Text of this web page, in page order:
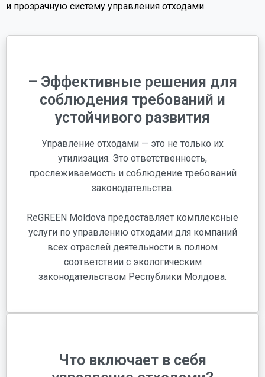
и прозрачную систему управления отходами.
– Эффективные решения для
соблюдения требований и
устойчивого развития
Управление отходами — это не только их
утилизация. Это ответственность,
прослеживаемость и соблюдение требований
законодательства.
ReGREEN Moldova предоставляет комплексные
услуги по управлению отходами для компаний
всех отраслей деятельности в полном
соответствии с экологическим
законодательством Республики Молдова.
Что включает в себя